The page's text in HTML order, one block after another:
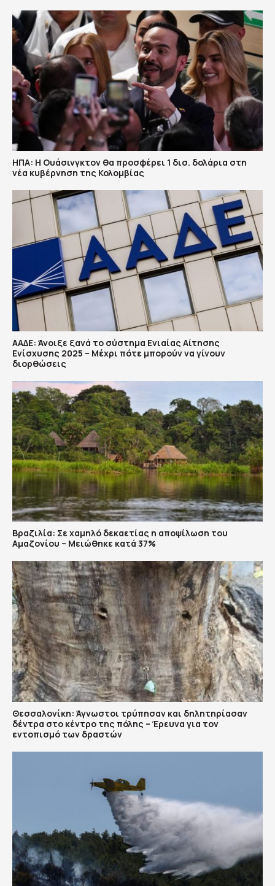
ΗΠΑ: H Ουάσινγκτον θα προσφέρει 1 δισ. δολάρια στη
νέα κυβέρνηση της Κολομβίας
ΑΑΔΕ: Άνοιξε ξανά το σύστημα Ενιαίας Αίτησης
Ενίσχυσης 2025 – Μέχρι πότε μπορούν να γίνουν
διορθώσεις
Βραζιλία: Σε χαμηλό δεκαετίας η αποψίλωση του
Αμαζονίου – Μειώθηκε κατά 37%
Θεσσαλονίκη: Άγνωστοι τρύπησαν και δηλητηρίασαν
δέντρα στο κέντρο της πόλης – Έρευνα για τον
εντοπισμό των δραστών